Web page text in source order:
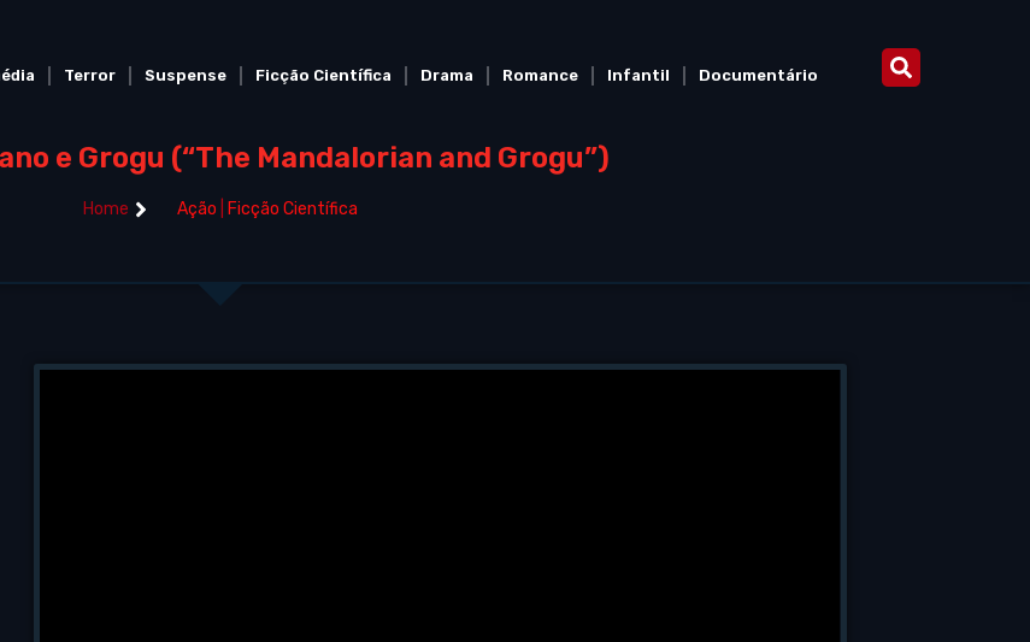
Terror Suspense Ficção Científica Drama Romance Infantil Documentário
e Grogu (“The Mandalorian and Grogu”)
Home Ação Ficção Científica